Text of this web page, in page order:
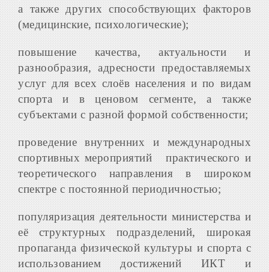
а также других способствующих факторов
(медицинские, психологические);
повышение качества, актуальности и
разнообразия, адресности предоставляемых
услуг для всех слоёв населения и по видам
спорта и в ценовом сегменте, а также
субъектами с разной формой собственности;
проведение внутренних и международных
спортивных мероприятий практического и
теоретического направления в широком
спектре с постоянной периодичностью;
популяризация деятельности министерства и
её структурных подразделений, широкая
пропаганда физической культуры и спорта с
использованием достижений ИКТ и